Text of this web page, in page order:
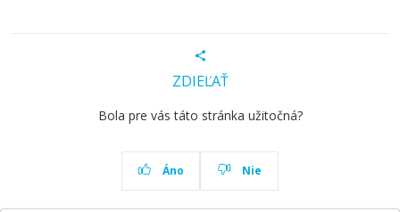
ZDIEĽAŤ
Bola pre vás táto stránka užitočná?
Áno Nie